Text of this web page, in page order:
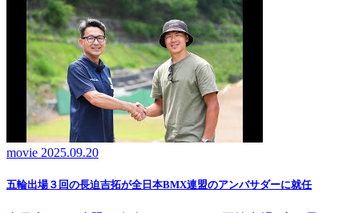
movie 2025.09.20
五輪出場３回の長迫吉拓が全日本BMX連盟のアンバサダーに就任